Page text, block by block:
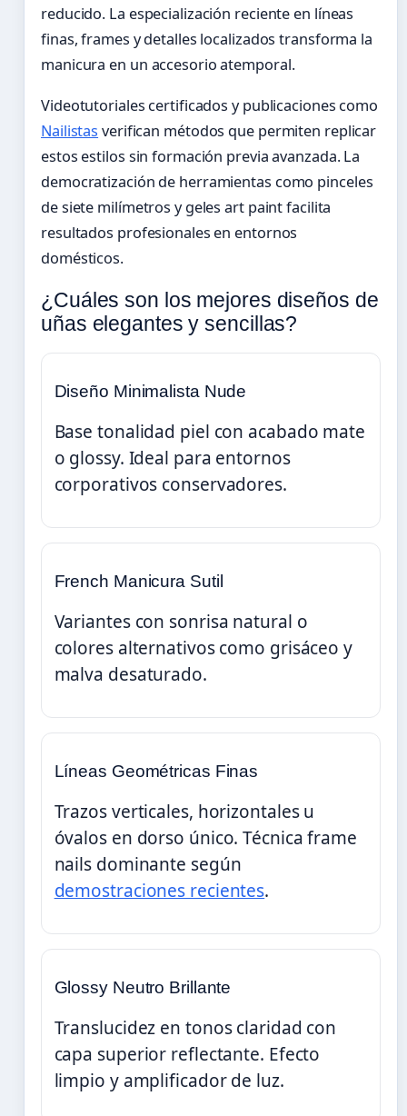
reducido. La especialización reciente en líneas
finas, frames y detalles localizados transforma la
manicura en un accesorio atemporal.
Videotutoriales certificados y publicaciones como
Nailistas verifican métodos que permiten replicar
estos estilos sin formación previa avanzada. La
democratización de herramientas como pinceles
de siete milímetros y geles art paint facilita
resultados profesionales en entornos
domésticos.
¿Cuáles son los mejores diseños de
uñas elegantes y sencillas?
Diseño Minimalista Nude
Base tonalidad piel con acabado mate
o glossy. Ideal para entornos
corporativos conservadores.
French Manicura Sutil
Variantes con sonrisa natural o
colores alternativos como grisáceo y
malva desaturado.
Líneas Geométricas Finas
Trazos verticales, horizontales u
óvalos en dorso único. Técnica frame
nails dominante según
demostraciones recientes.
Glossy Neutro Brillante
Translucidez en tonos claridad con
capa superior reflectante. Efecto
limpio y amplificador de luz.